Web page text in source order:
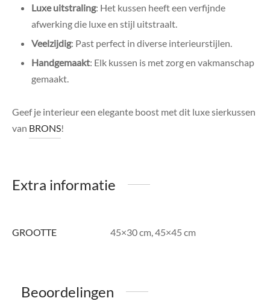
Luxe uitstraling: Het kussen heeft een verfijnde
afwerking die luxe en stijl uitstraalt.
Veelzijdig: Past perfect in diverse interieurstijlen.
Handgemaakt: Elk kussen is met zorg en vakmanschap
gemaakt.
Geef je interieur een elegante boost met dit luxe sierkussen
van BRONS!
Extra informatie
GROOTTE 45×30 cm, 45×45 cm
Beoordelingen